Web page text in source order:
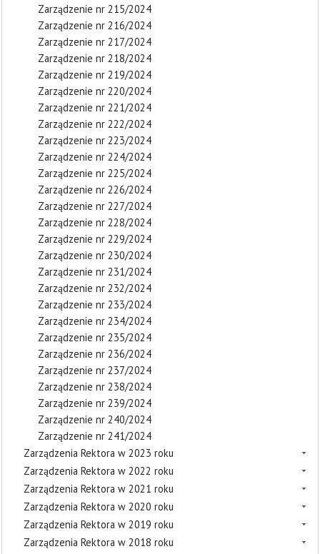
Zarządzenie nr 215/2024
Zarządzenie nr 216/2024
Zarządzenie nr 217/2024
Zarządzenie nr 218/2024
Zarządzenie nr 219/2024
Zarządzenie nr 220/2024
Zarządzenie nr 221/2024
Zarządzenie nr 222/2024
Zarządzenie nr 223/2024
Zarządzenie nr 224/2024
Zarządzenie nr 225/2024
Zarządzenie nr 226/2024
Zarządzenie nr 227/2024
Zarządzenie nr 228/2024
Zarządzenie nr 229/2024
Zarządzenie nr 230/2024
Zarządzenie nr 231/2024
Zarządzenie nr 232/2024
Zarządzenie nr 233/2024
Zarządzenie nr 234/2024
Zarządzenie nr 235/2024
Zarządzenie nr 236/2024
Zarządzenie nr 237/2024
Zarządzenie nr 238/2024
Zarządzenie nr 239/2024
Zarządzenie nr 240/2024
Zarządzenie nr 241/2024
Zarządzenia Rektora w 2023 roku
Zarządzenia Rektora w 2022 roku
Zarządzenia Rektora w 2021 roku
Zarządzenia Rektora w 2020 roku
Zarządzenia Rektora w 2019 roku
Zarządzenia Rektora w 2018 roku